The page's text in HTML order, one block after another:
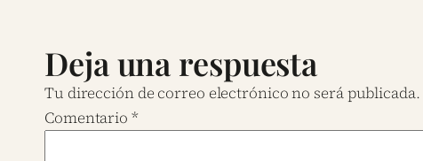
Deja una respuesta
Tu dirección de correo electrónico no será publicada.
Comentario *